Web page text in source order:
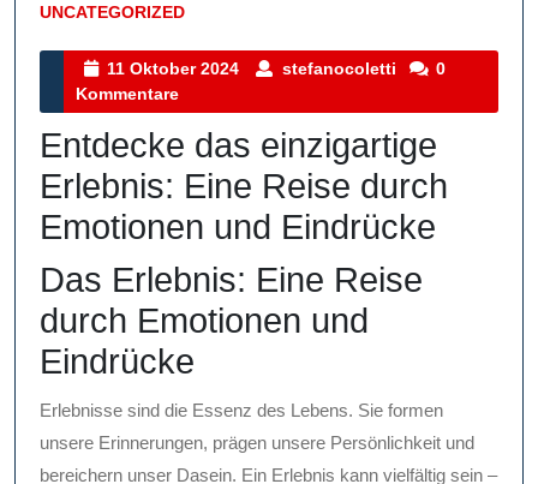
UNCATEGORIZED
Kategorie
11 Oktober 2024
11
2024
stefanocoletti stefanocoletti
0
Kommentare
Entdecke das einzigartige
Erlebnis: Eine Reise durch
Emotionen und Eindrücke
Das Erlebnis: Eine Reise
durch Emotionen und
Eindrücke
Erlebnisse sind die Essenz des Lebens. Sie formen
unsere Erinnerungen, prägen unsere Persönlichkeit und
bereichern unser Dasein. Ein Erlebnis kann vielfältig sein –